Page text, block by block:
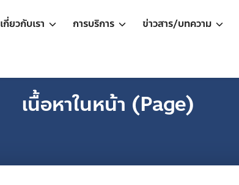
เกี่ยวกับเรา การบริการ ข่าวสาร/บทความ
เนื้อหาในหน้า (Page)